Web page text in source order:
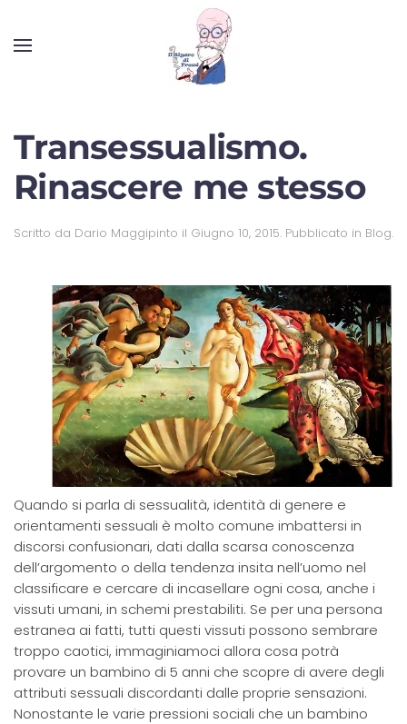
Transessualismo.
Rinascere me stesso
Scritto da Dario Maggipinto il Giugno 10, 2015. Pubblicato in Blog.
Quando si parla di sessualità, identità di genere e
orientamenti sessuali è molto comune imbattersi in
discorsi confusionari, dati dalla scarsa conoscenza
dell’argomento o della tendenza insita nell’uomo nel
classificare e cercare di incasellare ogni cosa, anche i
vissuti umani, in schemi prestabiliti. Se per una persona
estranea ai fatti, tutti questi vissuti possono sembrare
troppo caotici, immaginiamoci allora cosa potrà
provare un bambino di 5 anni che scopre di avere degli
attributi sessuali discordanti dalle proprie sensazioni.
Nonostante le varie pressioni sociali che un bambino